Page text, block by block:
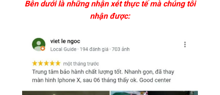
Bên dưới là những nhận xét thực tế mà chúng tôi
nhận được: